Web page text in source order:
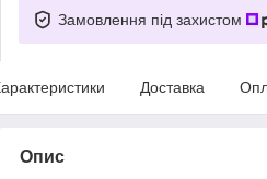
Замовлення під захистом
Доставка
Опис